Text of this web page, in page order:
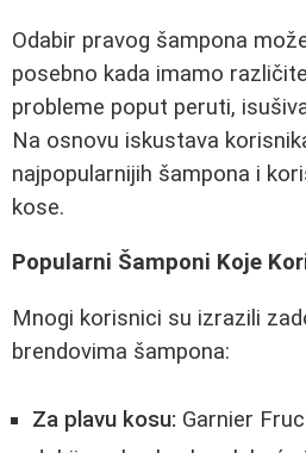
Odabir pravog šampona
posebno kada imamo
probleme poput peruti,
Na osnovu iskustava
najpopularnijih šampona i
kose.
Popularni Šamponi Koje
Mnogi korisnici su izrazili
brendovima šampona:
Za plavu kosu: Garnier